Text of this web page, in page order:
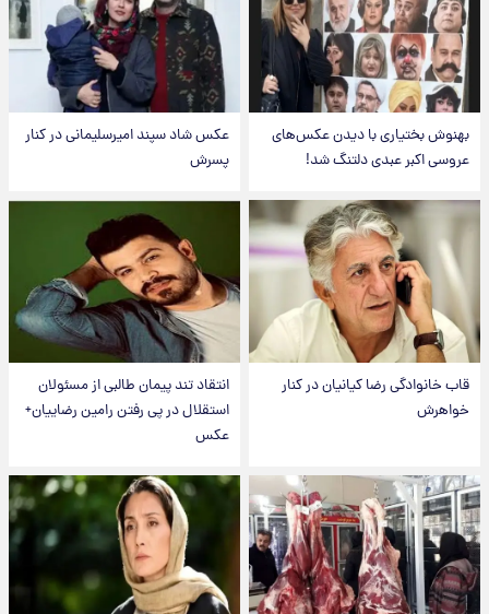
بهنوش بختیاری با دیدن عکس‌های
عروسی اکبر عبدی دلتنگ شد!
عکس شاد سپند امیرسلیمانی در کنار
پسرش
قاب خانوادگی رضا کیانیان در کنار
خواهرش
انتقاد تند پیمان طالبی از مسئولان
استقلال در پی رفتن رامین رضاییان+
عکس